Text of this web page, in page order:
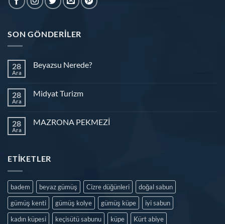
SON GÖNDERILER
28
Ara
Beyazsu Nerede?
28
Ara
Midyat Turizm
28
Ara
MAZRONA PEKMEZİ
ETIKETLER
badem beyaz gümüş Cizre düğünleri
doğal sabun
gümüş kenti
gümüş kolye gümüş küpe
iyi sabun
kadın küpesi
keçisütü sabunu küpe
Kürt abiye